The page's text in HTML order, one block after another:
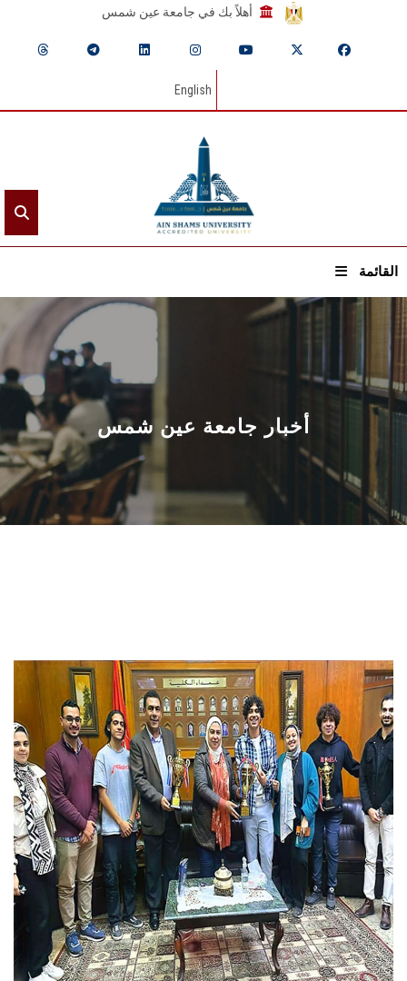
أهلاً بك في جامعة عين شمس
English
القائمة
الرئيسيـة
عن الجامعة
القطاعـات
الشئون الأكاديمية
البحث العلمي
الأنظمة الذكية
الإعلام
تواصل معنا
الطلاب
هيئة التدريس
الدراسات العليا
الخريجين
أخبار جامعة عين شمس